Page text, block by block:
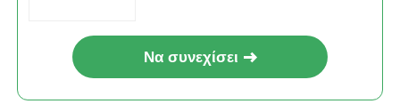
Να συνεχίσει